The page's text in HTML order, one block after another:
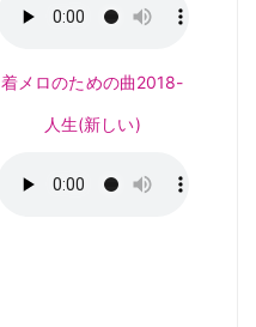
着メロのための曲2018-
人生(新しい)